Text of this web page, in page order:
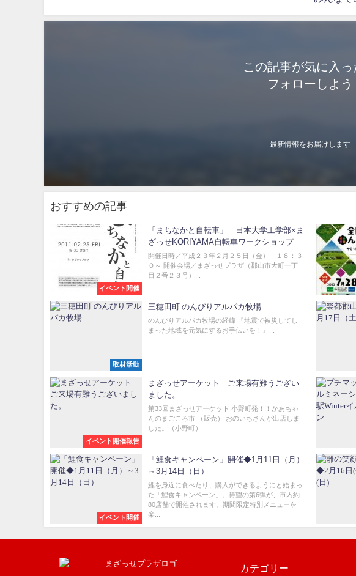
この記事が気に入っ
フォローしよう
最新情報をお届けします
おすすめの記事
イベント開催
「まちなかと自転車」 日本大学工学部×ま
ざっせKORIYAMA自転車ワークショップ
開催日時／平成２３年２月２５日（金） １８：３
０～ 開催会場／まざっせプラザ（郡山市大町一丁
目２番２３号）...
取材活動
三穂田町 のんびりアルパカ牧場
のんびりアルパカ牧場の経緯 『地震で被災してし
まった地域を元気にするお手伝いを！』...
イベント開催報告
まざっせアーケット ご来場有難うござい
ました。
第33回まざっせアーケット 小野町発！！かあちゃ
んのまごころ市 （販売） おのいちさんが出店しま
した。（小野町）...
イベント開催
「鯉食キャンペーン」開催◆1月11日（月）
～3月14日（日）
鯉を身近に食べたり、購入ができるようにと始まっ
た「鯉食キャンペーン」。待望の第6弾が、市内約
80店舗で開催されます。期間限定特別メニューを
楽...
カテゴリー